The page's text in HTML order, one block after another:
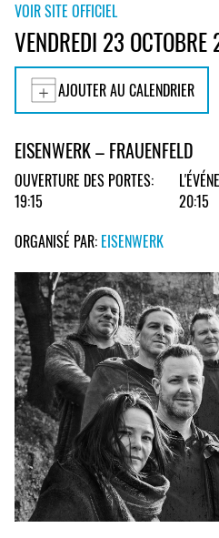
VOIR SITE OFFICIEL
VENDREDI 23
AJOUTER AU CALENDRIER
EISENWERK – FRAUENFELD
OUVERTURE DES PORTES:
19:15
20:15
ORGANISÉ PAR: EISENWERK